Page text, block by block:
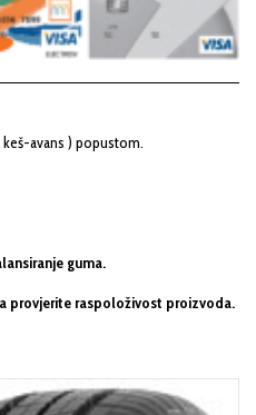
avans ) popustom.
guma.
provjerite raspoloživost proizvoda.